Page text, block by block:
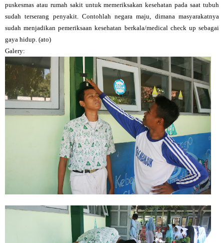
puskesmas atau rumah sakit untuk memeriksakan kesehatan pada saat tubuh
sudah terserang penyakit. Contohlah negara maju, dimana masyarakatnya
sudah menjadikan pemeriksaan kesehatan berkala/medical check up sebagai
gaya hidup. (ato)
Galery: